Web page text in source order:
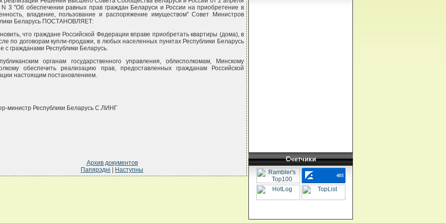
N 3 "Об обеспечении равных прав граждан Беларуси и России на приобретение в
владение, пользование и распоряжение имуществом" Совет Министров
Беларусь ПОСТАНОВЛЯЕТ:
что граждане Российской Федерации вправе приобретать квартиры (дома), в
по договорам купли-продажи, в любых населенных пунктах Республики Беларусь
с гражданами Республики Беларусь.
органам государственного управления, облисполкомам, Минскому
обеспечить реализацию прав, предоставленных гражданам Российской
настоящим постановлением.
министр Республики Беларусь С.ЛИНГ
Архив документов
Папярэдні
Наступны
Счетчики